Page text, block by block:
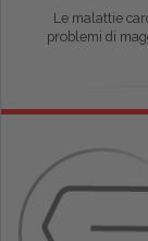
Le malattie
problemi di